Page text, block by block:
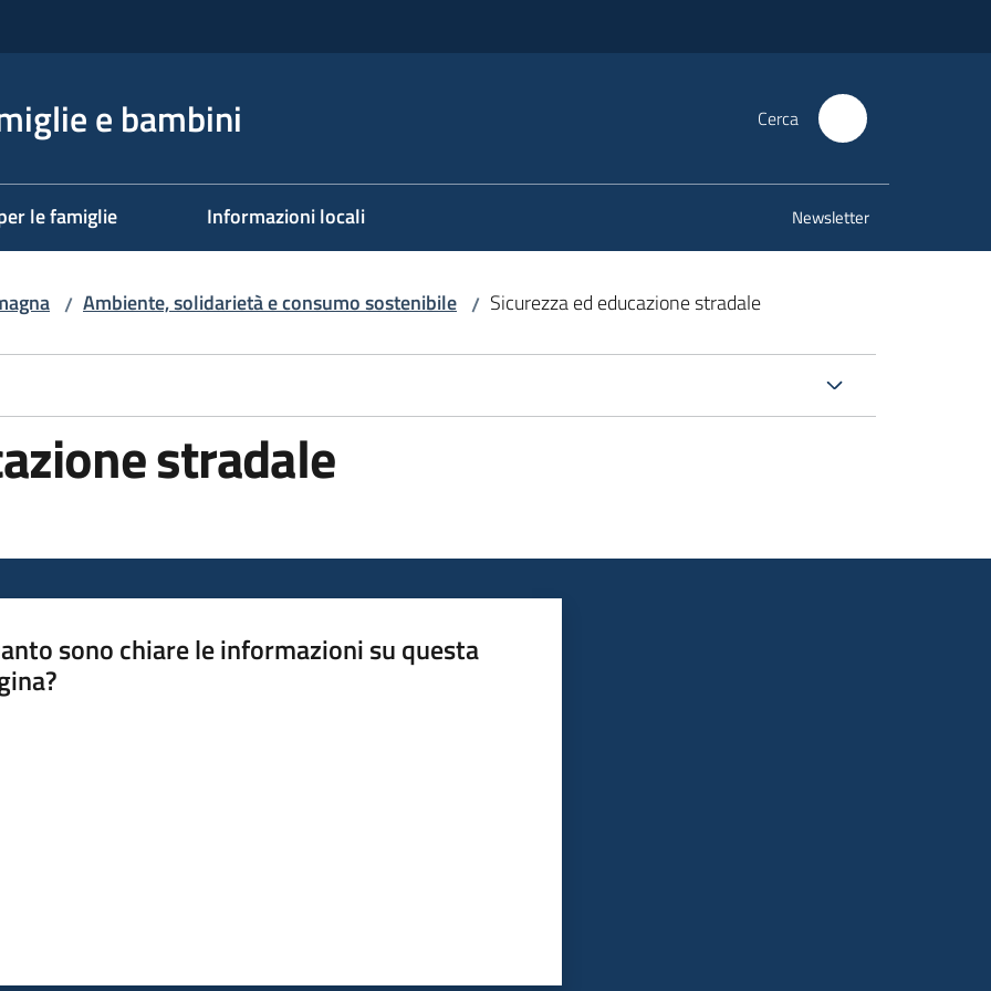
e bambini Cerca
le famiglie Informazioni locali Newsletter
/ Ambiente, solidarietà e consumo sostenibile / Sicurezza ed educazione stradale
stradale
sono chiare le informazioni su questa